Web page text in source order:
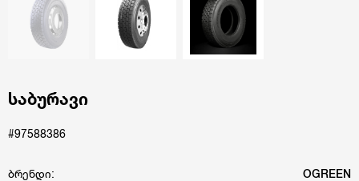
საბურავი
#97588386
ბრენდი: OGREEN